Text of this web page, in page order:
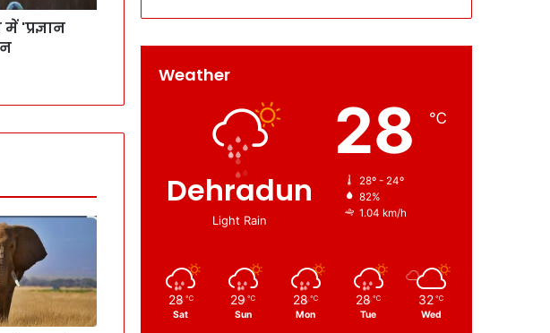
'प्रज्ञान
Weather
Dehradun
Light Rain
28 ℃
28º - 24º
82%
1.04 km/h
28 ℃
Sat
29 ℃
Sun
28 ℃
Mon
28 ℃
Tue
32 ℃
Wed